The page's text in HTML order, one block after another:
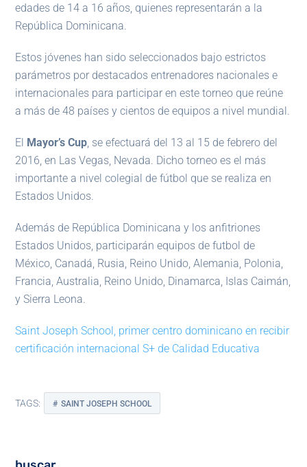
edades de 14 a 16 años, quienes representarán a la
República Dominicana.
Estos jóvenes han sido seleccionados bajo estrictos
parámetros por destacados entrenadores nacionales e
internacionales para participar en este torneo que reúne
a más de 48 países y cientos de equipos a nivel mundial.
El Mayor’s Cup, se efectuará del 13 al 15 de febrero del
2016, en Las Vegas, Nevada. Dicho torneo es el más
importante a nivel colegial de fútbol que se realiza en
Estados Unidos.
Además de República Dominicana y los anfitriones
Estados Unidos, participarán equipos de futbol de
México, Canadá, Rusia, Reino Unido, Alemania, Polonia,
Francia, Australia, Reino Unido, Dinamarca, Islas Caimán,
y Sierra Leona.
Saint Joseph School, primer centro dominicano en recibir
certificación internacional S+ de Calidad Educativa
TAGS: SAINT JOSEPH SCHOOL